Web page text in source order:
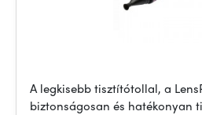
A legkisebb tisztítótollal, a
biztonságosan és hatékonyan